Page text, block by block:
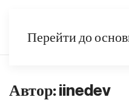
Перейти до
Автор:iinedev